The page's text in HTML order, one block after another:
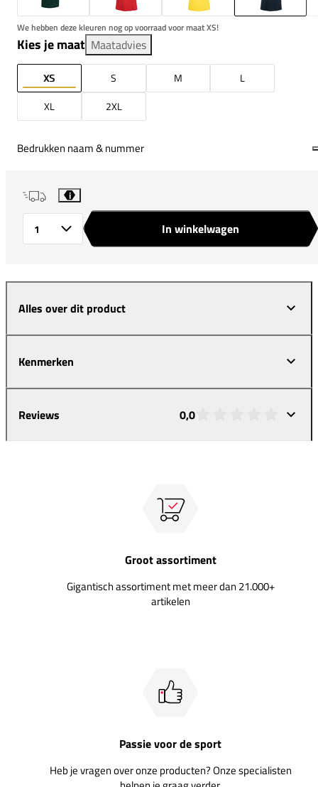
We hebben deze kleuren nog op voorraad voor maat XS!
Kies je maat Maatadvies
XS S M
L
XL
2XL
Bedrukken naam & nummer
i
In winkelwagen
Alles over dit product
Kenmerken
Reviews 0,0
Groot assortiment
Gigantisch assortiment met meer dan 21.000+
artikelen
Passie voor de sport
Heb je vragen over onze producten? Onze specialisten